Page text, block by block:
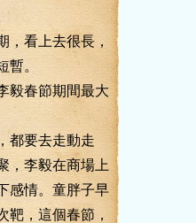
看上去很長，
暫。
春節期間最大
要去走動走
，李毅在商場上
感情。童胖子早
靶，這個春節，